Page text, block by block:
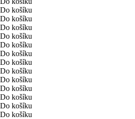
Do košíku
Do košíku
Do košíku
Do košíku
Do košíku
Do košíku
Do košíku
Do košíku
Do košíku
Do košíku
Do košíku
Do košíku
Do košíku